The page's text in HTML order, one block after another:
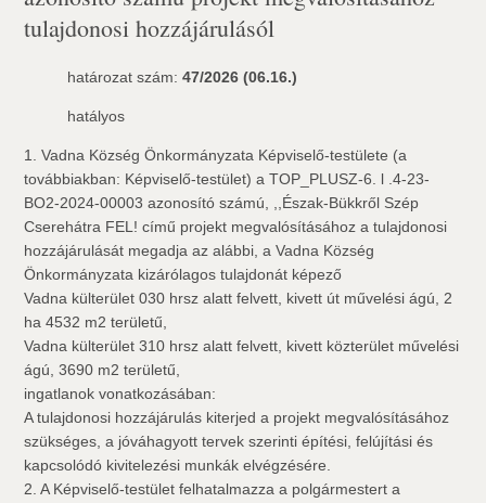
tulajdonosi hozzájárulásól
határozat szám:47/2026 (06.16.)
hatályos
1. Vadna Község Önkormányzata Képviselő-testülete (a
továbbiakban: Képviselő-testület) a TOP_PLUSZ-6. l .4-23-
BO2-2024-00003 azonosító számú, ,,Észak-Bükkről Szép
Cserehátra FEL! című projekt megvalósításához a tulajdonosi
hozzájárulását megadja az alábbi, a Vadna Község
Önkormányzata kizárólagos tulajdonát képező
Vadna külterület 030 hrsz alatt felvett, kivett út művelési ágú, 2
ha 4532 m2 területű,
Vadna külterület 310 hrsz alatt felvett, kivett közterület művelési
ágú, 3690 m2 területű,
ingatlanok vonatkozásában:
A tulajdonosi hozzájárulás kiterjed a projekt megvalósításához
szükséges, a jóváhagyott tervek szerinti építési, felújítási és
kapcsolódó kivitelezési munkák elvégzésére.
2. A Képviselő-testület felhatalmazza a polgármestert a